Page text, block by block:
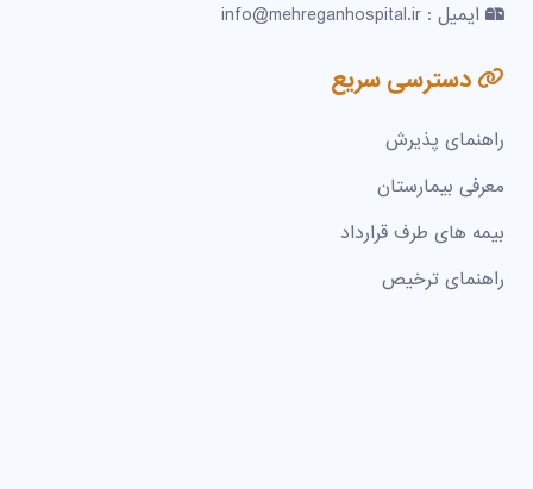
ایمیل : info@mehreganhospital.ir
دسترسی سریع
راهنمای پذیرش
معرفی بیمارستان
بیمه های طرف قرارداد
راهنمای ترخیص